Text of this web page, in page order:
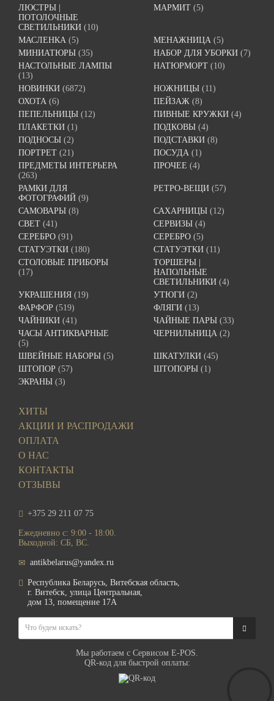
ЛЮСТРЫ |
ПОТОЛОЧНЫЕ
СВЕТИЛЬНИКИ (10)
МАРМИТ (5)
МАСЛЕНКА (5) МЕНАЖНИЦА (5)
МИНИАТЮРЫ (35) НАБОР ДЛЯ УБОРКИ (7)
НАСТОЛЬНЫЕ ЛАМПЫ
(13)
НАТЮРМОРТ (10)
НОВИНКИ (6872) НОЖНИЦЫ (11)
ОХОТА (6) ПЕЙЗАЖ (8)
ПЕПЕЛЬНИЦЫ (12) ПИВНЫЕ КРУЖКИ (4)
ПЛАКЕТКИ (1) ПОДКОВЫ (4)
ПОДНОСЫ (2) ПОДСТАВКИ (8)
ПОРТРЕТ (21) ПОСУДА (1)
ПРЕДМЕТЫ ИНТЕРЬЕРА
(263)
ПРОЧЕЕ (4)
РАМКИ ДЛЯ
ФОТОГРАФИЙ (9)
РЕТРО-ВЕЩИ (57)
САМОВАРЫ (8) САХАРНИЦЫ (12)
СВЕТ (41) СЕРВИЗЫ (4)
СЕРЕБРО (91) СЕРЕБРО (5)
СТАТУЭТКИ (180) СТАТУЭТКИ (11)
СТОЛОВЫЕ ПРИБОРЫ
(17)
ТОРШЕРЫ |
НАПОЛЬНЫЕ
СВЕТИЛЬНИКИ (4)
УКРАШЕНИЯ (19) УТЮГИ (2)
ФАРФОР (519) ФЛЯГИ (13)
ЧАЙНИКИ (41) ЧАЙНЫЕ ПАРЫ (33)
ЧАСЫ АНТИКВАРНЫЕ
(5)
ЧЕРНИЛЬНИЦА (2)
ШВЕЙНЫЕ НАБОРЫ (5) ШКАТУЛКИ (45)
ШТОПОР (57) ШТОПОРЫ (1)
ЭКРАНЫ (3)
ХИТЫ
АКЦИИ И РАСПРОДАЖИ
ОПЛАТА
О НАС
КОНТАКТЫ
ОТЗЫВЫ
+375 29 211 07 75
Ежедневно с: 9:00 - 18:00.
Выходной: СБ, ВС.
antikbelarus@yandex.ru
Республика Беларусь, Витебская область,
г. Витебск, улица Центральная,
дом 13, помещение 17А
Мы работаем с Сервисом E-POS.
QR-код для быстрой оплаты: